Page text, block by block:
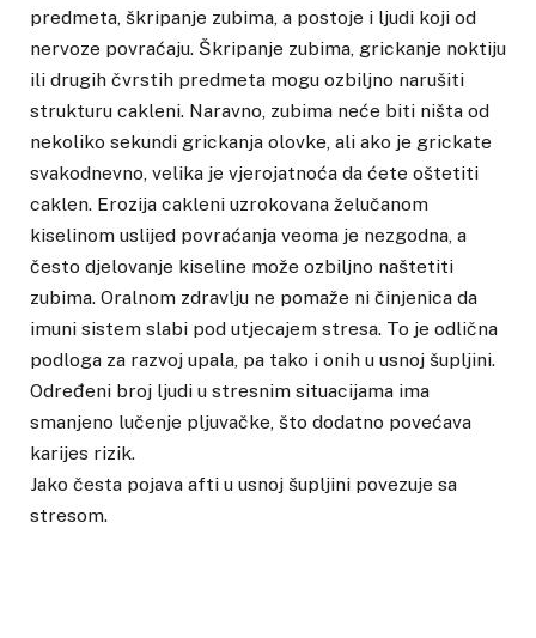
predmeta, škripanje zubima, a postoje i ljudi koji od
nervoze povraćaju. Škripanje zubima, grickanje noktiju
ili drugih čvrstih predmeta mogu ozbiljno narušiti
strukturu cakleni. Naravno, zubima neće biti ništa od
nekoliko sekundi grickanja olovke, ali ako je grickate
svakodnevno, velika je vjerojatnoća da ćete oštetiti
caklen. Erozija cakleni uzrokovana želučanom
kiselinom uslijed povraćanja veoma je nezgodna, a
često djelovanje kiseline može ozbiljno naštetiti
zubima. Oralnom zdravlju ne pomaže ni činjenica da
imuni sistem slabi pod utjecajem stresa. To je odlična
podloga za razvoj upala, pa tako i onih u usnoj šupljini.
Određeni broj ljudi u stresnim situacijama ima
smanjeno lučenje pljuvačke, što dodatno povećava
karijes rizik.
Jako česta pojava afti u usnoj šupljini povezuje sa
stresom.